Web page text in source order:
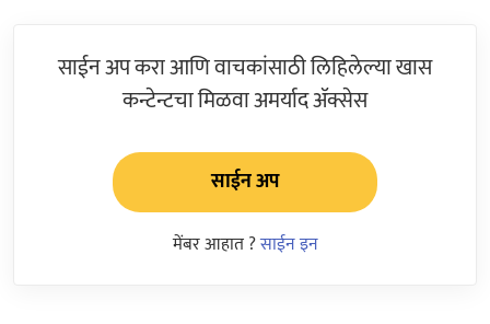
साईन अप करा आणि वाचकांसाठी लिहिलेल्या खास
कन्टेन्टचा मिळवा अमर्याद ॲक्सेस
साईन अप
मेंबर आहात ?साईन इन